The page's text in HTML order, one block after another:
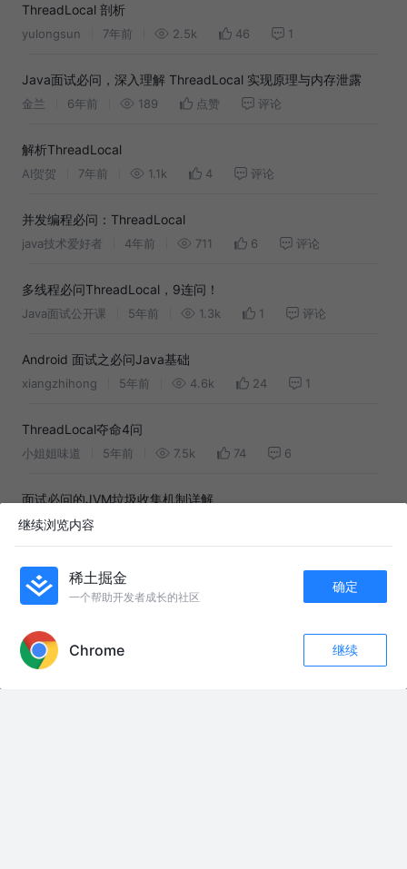
12
ThreadLocal 剖析
yulongsun 7年前 2.5k 46 1
Java面试必问，深入理解 ThreadLocal 实现原理与内存泄露
金兰 6年前 189 点赞 评论
解析ThreadLocal
AI贺贺 7年前 1.1k 4 评论
并发编程必问：ThreadLocal
java技术爱好者 4年前 711 6 评论
多线程必问ThreadLocal，9连问！
Java面试公开课 5年前 1.3k 1 评论
Android 面试之必问Java基础
xiangzhihong 5年前 4.6k 24 1
ThreadLocal夺命4问
小姐姐味道 5年前 7.5k 74 6
面试必问的JVM垃圾收集机制详解
天天摸鱼的java工程师
面试必问-mybatis框架之分页插件PageHelperd底层源代码分析
SteveCode 4年前 204
美团面试问ThreadLocal原理，这个回答我通过了面试！
用户1676151250752 点赞 评论
继续浏览内容
稀土掘金
一个帮助开发者成长的社区
确定
Chrome 继续